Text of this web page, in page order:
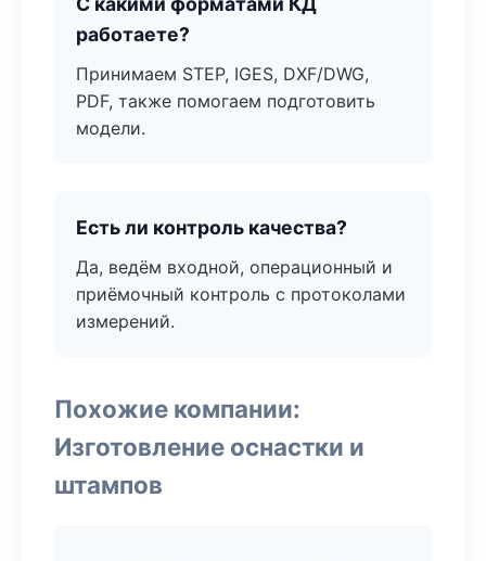
работаете?
Принимаем STEP, IGES, DXF/DWG,
PDF, также помогаем подготовить
модели.
Есть ли контроль качества?
Да, ведём входной, операционный и
приёмочный контроль с протоколами
измерений.
Похожие компании:
Изготовление оснастки и
штампов